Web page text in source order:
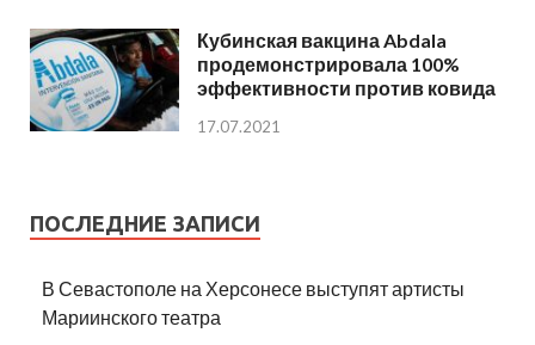
Кубинская вакцина Abdala
продемонстрировала 100%
эффективности против ковида
17.07.2021
ПОСЛЕДНИЕ ЗАПИСИ
В Севастополе на Херсонесе выступят артисты
Мариинского театра